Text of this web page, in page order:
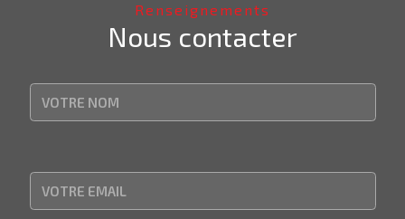
Renseignements
Nous contacter